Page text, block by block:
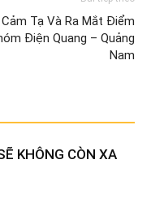
Tạ Và Ra Mắt Điểm
Điện Quang – Quảng
Nam
KHÔNG CÒN XA